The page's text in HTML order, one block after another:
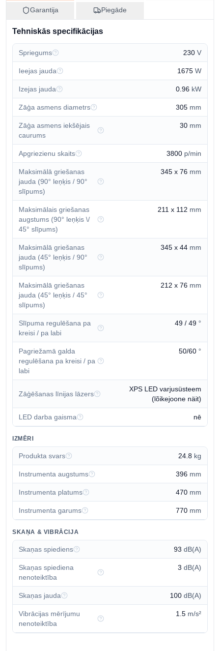
Izcelsmes valsts
CN kods
Garantija Piegāde
Tehniskās specifikācijas
Spriegums 230 V
Ieejas jauda 1675 W
Izejas jauda 0.96 kW
Zāģa asmens diametrs 305 mm
Zāģa asmens iekšējais
caurums
30 mm
Apgriezienu skaits 3800 p/min
Maksimālā griešanas
jauda (90° leņķis / 90°
slīpums)
345 x 76 mm
Maksimālais griešanas
augstums (90° leņķis \/
45° slīpums)
211 x 112 mm
Maksimālā griešanas
jauda (45° leņķis / 90°
slīpums)
345 x 44 mm
Maksimālā griešanas
jauda (45° leņķis / 45°
slīpums)
212 x 76 mm
Slīpuma regulēšana pa
kreisi / pa labi
49 / 49 °
Pagriežamā galda
regulēšana pa kreisi / pa
labi
50/60 °
Zāģēšanas līnijas lāzers
XPS LED varjusüsteem
(lõikejoone näit)
LED darba gaisma nē
IZMĒRI
Produkta svars 24.8 kg
Instrumenta augstums 396 mm
Instrumenta platums 470 mm
Instrumenta garums 770 mm
SKAŅA & VIBRĀCIJA
Skaņas spiediens 93 dB(A)
Skaņas spiediena
nenoteiktība
3 dB(A)
Skaņas jauda 100 dB(A)
Vibrācijas mērījumu
nenoteiktība
1.5 m/s²